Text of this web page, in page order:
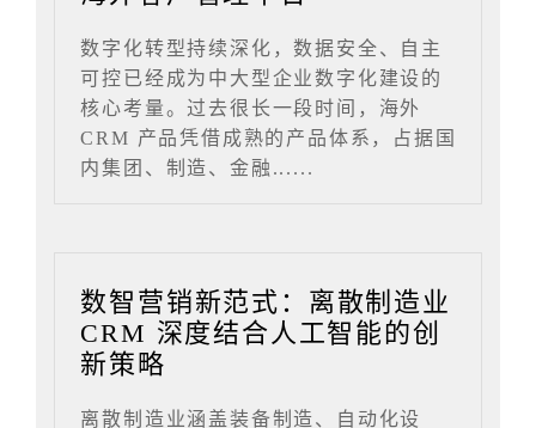
数字化转型持续深化，数据安全、自主
可控已经成为中大型企业数字化建设的
核心考量。过去很长一段时间，海外
CRM 产品凭借成熟的产品体系，占据国
内集团、制造、金融......
数智营销新范式：离散制造业
CRM 深度结合人工智能的创
新策略
离散制造业涵盖装备制造、自动化设